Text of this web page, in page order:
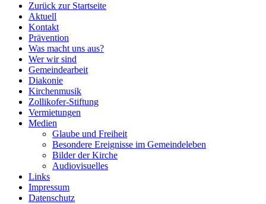
Zurück zur Startseite
Aktuell
Kontakt
Prävention
Was macht uns aus?
Wer wir sind
Gemeindearbeit
Diakonie
Kirchenmusik
Zollikofer-Stiftung
Vermietungen
Medien
Glaube und Freiheit
Besondere Ereignisse im Gemeindeleben
Bilder der Kirche
Audiovisuelles
Links
Impressum
Datenschutz